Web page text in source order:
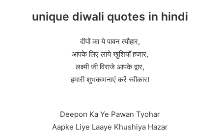
unique diwali quotes in hindi
दीपों का ये पावन त्यौहार,
आपके लिए लाये खुशियाॅं हजार,
लक्ष्मी जी विराजे आपके द्वार,
हमारी शुभकामनाएं करें स्वीकार!
Deepon Ka Ye Pawan Tyohar
Aapke Liye Laaye Khushiya Hazar